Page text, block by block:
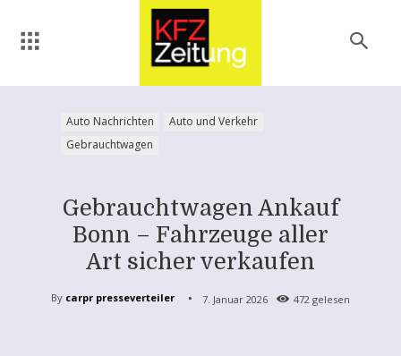
Auto Nachrichten
Auto und Verkehr
Gebrauchtwagen
Gebrauchtwagen Ankauf
Bonn – Fahrzeuge aller
Art sicher verkaufen
By carpr presseverteiler 7. Januar 2026 472 gelesen